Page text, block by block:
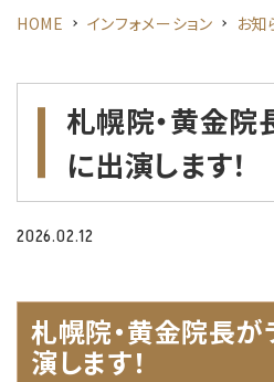
HOME インフォメーション お知
札幌院・黄金院
に出演します！
2026.02.12
札幌院・黄金院長
演します！